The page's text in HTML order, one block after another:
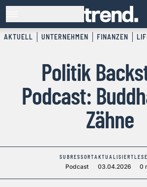
AKTUELL UNTERNEHMEN FINANZEN
Politik
Podcast:
Zähne
SUBRESSORT
Podcast
AKTUALISIERT
03.04.2026 0